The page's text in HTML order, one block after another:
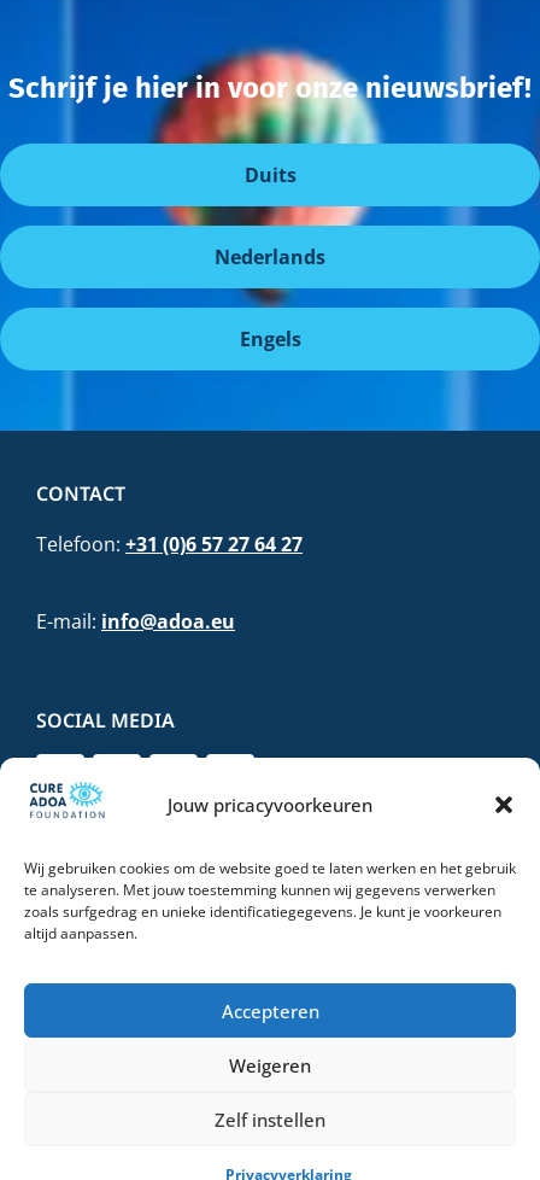
Jouw pricacyvoorkeuren
Wij gebruiken cookies om de website goed te laten werken en het gebruik
te analyseren. Met jouw toestemming kunnen wij gegevens verwerken
zoals surfgedrag en unieke identificatiegegevens. Je kunt je voorkeuren
altijd aanpassen.
Accepteren
Weigeren
Zelf instellen
Privacyverklaring
Schrijf je hier in voor onze nieuwsbrief!
Duits
Nederlands
Engels
CONTACT
Telefoon: +31 (0)6 57 27 64 27
E-mail: info@adoa.eu
SOCIAL MEDIA
DONEER VEILIG EN VERTROUWD
© 2026 Stichting Cure ADOA Foundation | All Rights Reserved |
OEMF Marketing